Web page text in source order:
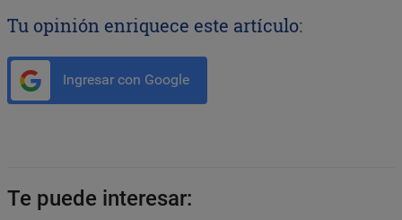
Tu opinión enriquece este artículo:
Ingresar con Google
Te puede interesar: